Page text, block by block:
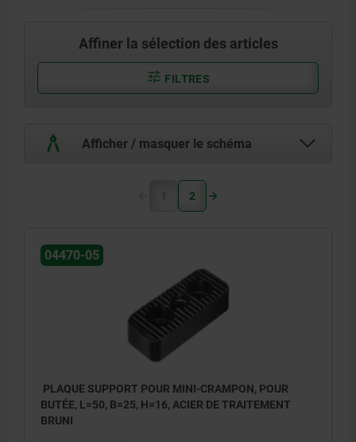
Affiner la sélection des articles
FILTRES
Afficher / masquer le schéma
1 2
04470-05
PLAQUE SUPPORT POUR MINI-CRAMPON, POUR
BUTÉE, L=50, B=25, H=16, ACIER DE TRAITEMENT
BRUNI